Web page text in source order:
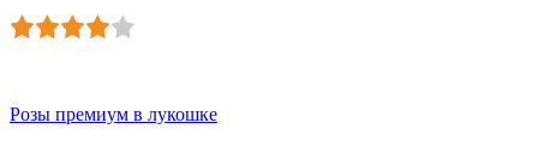
Розы премиум в лукошке